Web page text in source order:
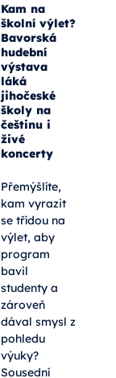
Kam na
školní výlet?
Bavorská
hudební
výstava
láká
jihočeské
školy na
češtinu i
živé
koncerty
Přemýšlíte,
kam vyrazit
se třídou na
výlet, aby
program
bavil
studenty a
zároveň
dával smysl z
pohledu
výuky?
Sousední